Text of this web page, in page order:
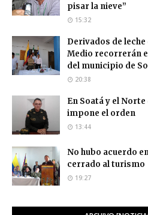
pisar la nieve”
15:32
Derivados de
Medio recorrerán
del municipio de
20:38
En Soatá y el
impone el orden
13:44
No hubo acuerdo
cerrado al turismo
19:27